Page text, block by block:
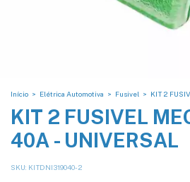
Início > Elétrica Automotiva > Fusivel > KIT 2
KIT 2 FUSIVEL
40A - UNIVERSAL
SKU: KITDNI319040-2